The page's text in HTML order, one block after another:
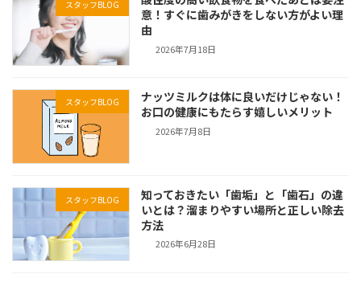
スタッフBLOG
意！すぐに歯みがきをしない方がよい理
由
2026年7月18日
スタッフBLOG
ナッツミルクは体に良いだけじゃない！
お口の健康にもたらす嬉しいメリット
2026年7月8日
スタッフBLOG
知っておきたい「歯垢」と「歯石」の違
いとは？溜まりやすい場所と正しい除去
方法
2026年6月28日